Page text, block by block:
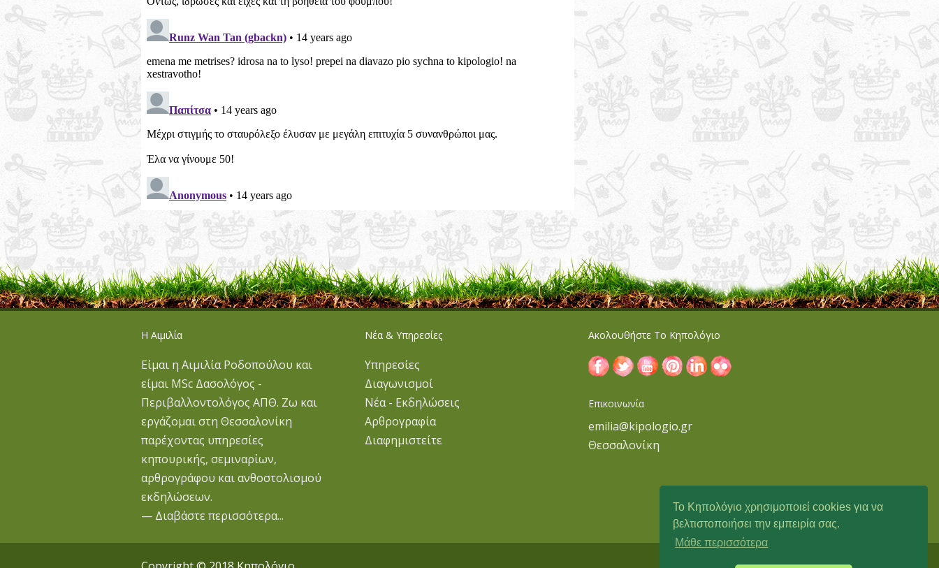
Το Κηπολόγιο χρησιμοποιεί cookies για να
βελτιστοποιήσει την εμπειρία σας.
Μάθε περισσότερα
Η Αιμιλία
Είμαι η Αιμιλία Ροδοπούλου και
είμαι MSc Δασολόγος -
Περιβαλλοντολόγος ΑΠΘ. Ζω και
εργάζομαι στη Θεσσαλονίκη
παρέχοντας υπηρεσίες
κηπουρικής, σεμιναρίων,
αρθρογράφου και ανθοστολισμού
εκδηλώσεων.
— Διαβάστε περισσότερα...
Νέα & Υπηρεσίες
Υπηρεσίες
Διαγωνισμοί
Νέα - Εκδηλώσεις
Αρθρογραφία
Διαφημιστείτε
Ακολουθήστε Το Κηπολόγιο
Επικοινωνία
emilia@kipologio.gr
Θεσσαλονίκη